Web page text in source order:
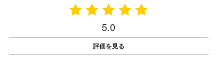
5.0
評価を見る